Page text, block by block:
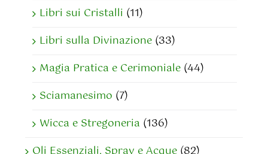
Libri sui Cristalli (11)
Libri sulla Divinazione (33)
Magia Pratica e Cerimoniale (44)
Sciamanesimo (7)
Wicca e Stregoneria (136)